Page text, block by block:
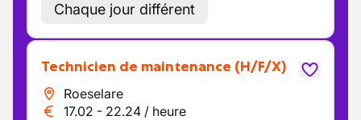
Chaque jour différent
Technicien de maintenance (H/F/X)
Roeselare
17.02 - 22.24 / heure